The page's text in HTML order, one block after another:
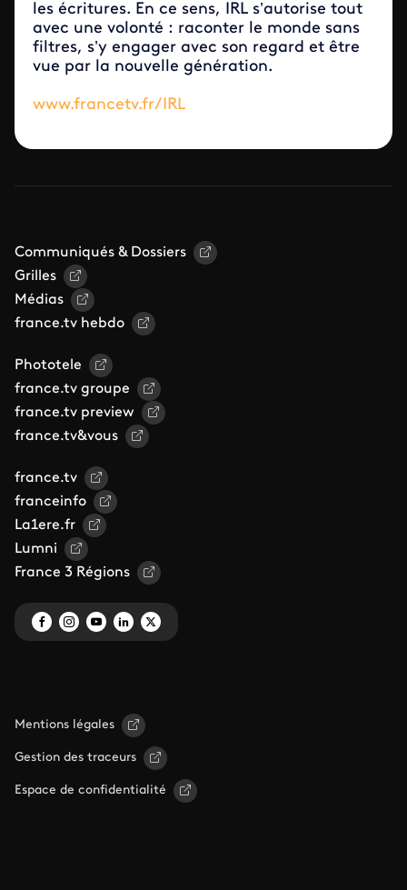
les écritures. En ce sens, IRL s’autorise tout
avec une volonté : raconter le monde sans
filtres, s’y engager avec son regard et être
vue par la nouvelle génération.
www.francetv.fr/IRL
Communiqués & Dossiers
Grilles
Médias
france.tv hebdo
Phototele
france.tv groupe
france.tv preview
france.tv&vous
france.tv
franceinfo
La1ere.fr
Lumni
France 3 Régions
Mentions légales
Gestion des traceurs
Espace de confidentialité